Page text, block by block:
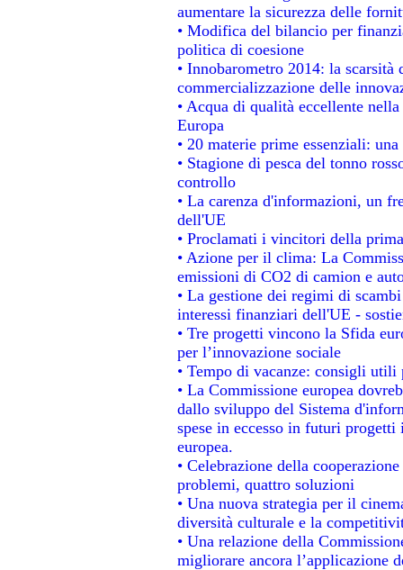
aumentare la sicurezza delle
• Modifica del bilancio per
politica di coesione
• Innobarometro 2014: la
commercializzazione delle
• Acqua di qualità eccellente
Europa
• 20 materie prime essenziali:
• Stagione di pesca del tonno
controllo
• La carenza d'informazioni, un
dell'UE
• Proclamati i vincitori della
• Azione per il clima: La
emissioni di CO2 di camion e
• La gestione dei regimi di
interessi finanziari dell'UE -
• Tre progetti vincono la Sfida
per l’innovazione sociale
• Tempo di vacanze: consigli utili
• La Commissione europea
dallo sviluppo del Sistema
spese in eccesso in futuri
europea.
• Celebrazione della
problemi, quattro soluzioni
• Una nuova strategia per il
diversità culturale e la
• Una relazione della
migliorare ancora l’applicazione